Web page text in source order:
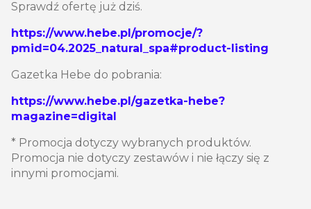
Sprawdź ofertę już dziś.
https://www.hebe.pl/promocje/?
pmid=04.2025_natural_spa#product-listing
Gazetka Hebe do pobrania:
https://www.hebe.pl/gazetka-hebe?
magazine=digital
* Promocja dotyczy wybranych produktów.
Promocja nie dotyczy zestawów i nie łączy się z
innymi promocjami.